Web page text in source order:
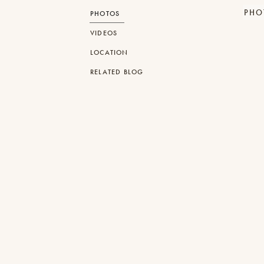
PHOTOS
VIDEOS
LOCATION
RELATED BLOG